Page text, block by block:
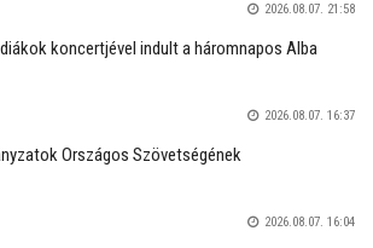
2026.08.07. 21:58
koncertjével indult a háromnapos Alba
2026.08.07. 16:37
Országos Szövetségének
2026.08.07. 16:04